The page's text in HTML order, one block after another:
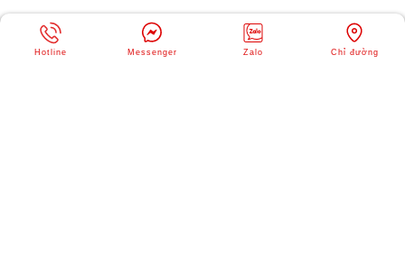
© Copyright SIÊU THỊ JMART. All rights reserved. Designed byWebvps.vn
Hotline Messenger Zalo Chỉ đường